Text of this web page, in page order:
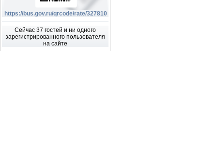
https://bus.gov.ru/qrcode/rate/327810
Сейчас 37 гостей и ни одного
зарегистрированного пользователя
на сайте